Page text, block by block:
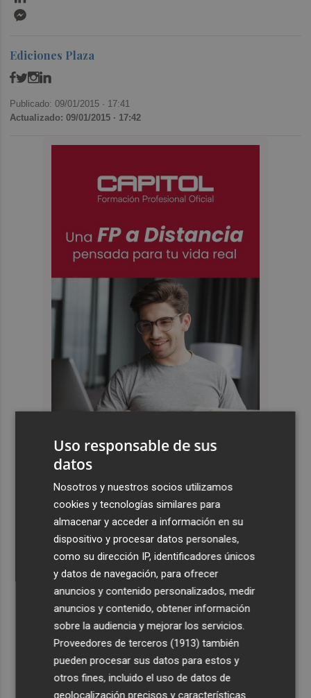
Ediciones Plaza
Publicado: 09/01/2015 · 17:41
Actualizado: 09/01/2015 · 17:42
Uso responsable de sus
datos
Nosotros y nuestros socios utilizamos
cookies y tecnologías similares para
almacenar y acceder a información en su
dispositivo y procesar datos personales,
como su dirección IP, identificadores únicos
y datos de navegación, para ofrecer
anuncios y contenido personalizados, medir
anuncios y contenido, obtener información
sobre la audiencia y mejorar los servicios.
Proveedores de terceros (1913) también
pueden procesar sus datos para estos y
otros fines, incluido el uso de datos de
geolocalización precisos y características